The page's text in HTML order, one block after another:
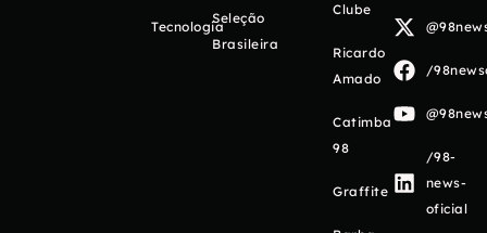
Tecnologia
Seleção
Brasileira
Clube
Ricardo
Amado
Catimba
98
Graffite
/
/98-
news-
oficial